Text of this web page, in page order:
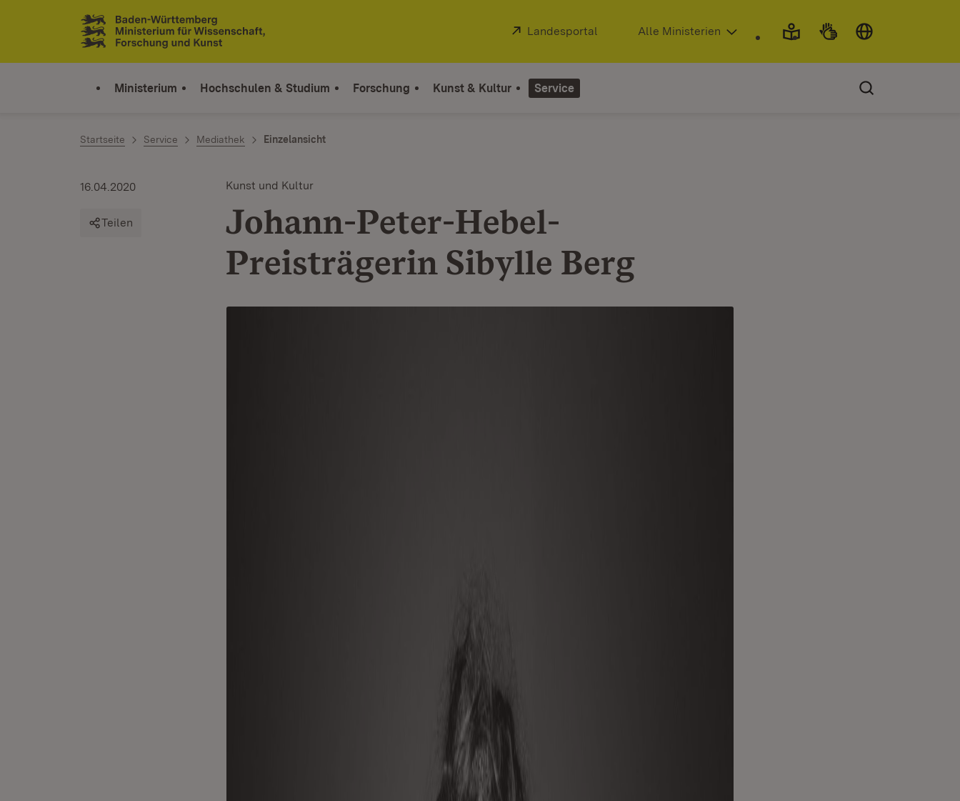
Zum Inhalt springen
Link zur Startseite
Extern:
Landesportal (Öffnet in neuem Fenster)
Alle Ministerien
Ministerium Hochschulen & Studium Forschung Kunst & Kultur Service
Startseite Service Mediathek Einzelansicht
Kunst und Kultur
Johann-Peter-Hebel-
Preisträgerin Sibylle Berg
16.04.2020
Teilen